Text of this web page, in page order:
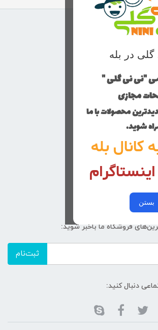
در بله
"نی نی گلی "
مجازی
محصولات با ما
شوید.
کانال بله
بستن
فروشگاه ما باخبر شوید:
ثبت‌نام
دنبال کنید: